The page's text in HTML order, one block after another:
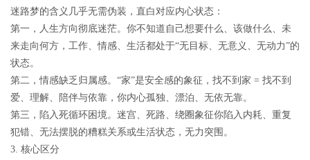
迷路梦的含义几乎无需伪装，直白对应内心状态：
第一， 人生方向彻底迷茫。你不知道自己想要什么、该做什么、未
来走向何方，工作、情感、生活都处于“无目标、无意义、无动力”的
状态。
第二，情感缺乏归属感。“家”是安全感的象征， 找不到家 = 找不到
爱、理解、陪伴与依靠 ，你内心孤独、漂泊、无依无靠。
第三， 陷入死循环困境。迷宫、死路、绕圈象征你陷入内耗、重复
犯错、无法摆脱的糟糕关系或生活状态，无力突围。
3. 核心区分